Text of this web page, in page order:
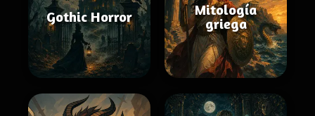
Gothic Horror
Mitología
griega